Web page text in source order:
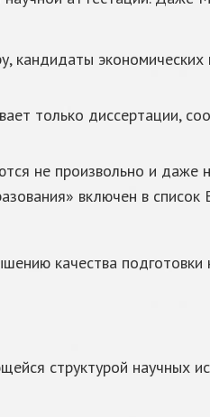
кандидаты
только диссертации,
не произвольно и даже
включен в
качества
структурой научных